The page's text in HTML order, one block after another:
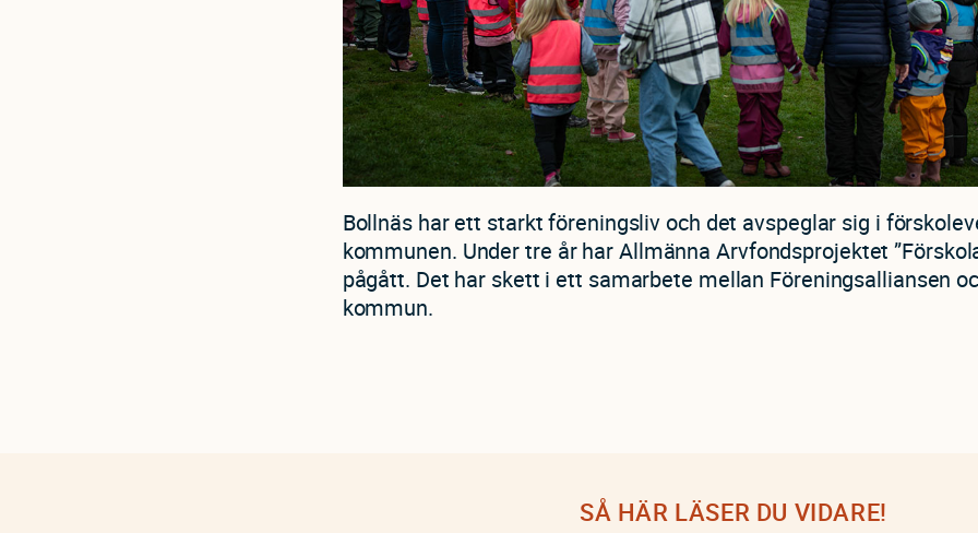
Bollnäs har ett starkt föreningsliv och det avspeglar sig i
kommunen. Under tre år har Allmänna Arvfondsprojektet
pågått. Det har skett i ett samarbete mellan Föreningsalliansen
kommun.
SÅ HÄR LÄSER DU VIDARE!